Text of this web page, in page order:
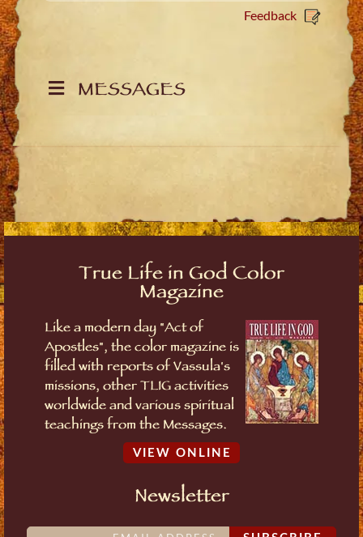
Feedback
MESSAGES
True Life in God Color
Magazine
Like a modern day "Act of
Apostles", the color magazine is
filled with reports of Vassula's
missions, other TLIG activities
worldwide and various spiritual
teachings from the Messages.
VIEW ONLINE
Newsletter